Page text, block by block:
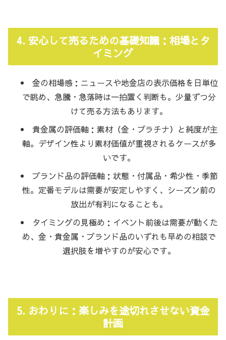
4. 安心して売るための基礎知識：相場とタ
イミング
金の相場感：ニュースや地金店の表示価格を日単位
で眺め、急騰・急落時は一拍置く判断も。少量ずつ分
けて売る方法もあります。
貴金属の評価軸：素材（金・プラチナ）と純度が主
軸。デザイン性より素材価値が重視されるケースが多
いです。
ブランド品の評価軸：状態・付属品・希少性・季節
性。定番モデルは需要が安定しやすく、シーズン前の
放出が有利になることも。
タイミングの見極め：イベント前後は需要が動くた
め、金・貴金属・ブランド品のいずれも早めの相談で
選択肢を増やすのが安心です。
5. おわりに：楽しみを途切れさせない資金
計画